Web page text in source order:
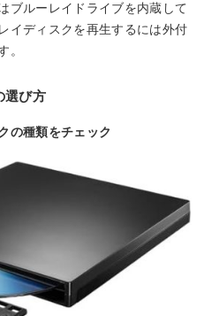
ブルーレイドライブを内蔵して
イディスクを再生するには外付
。
選び方
の種類をチェック